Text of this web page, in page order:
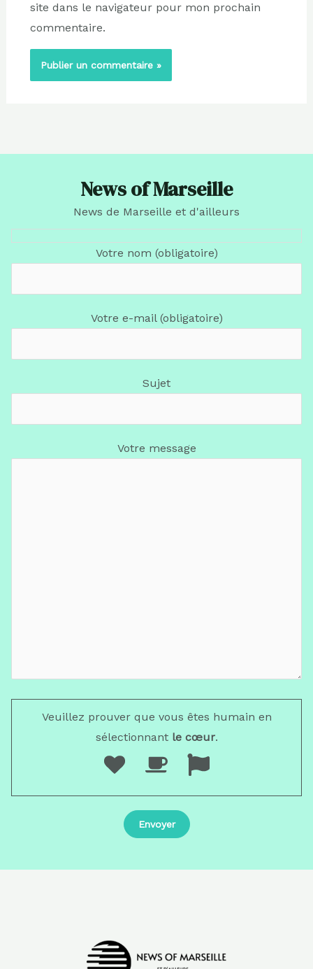
site dans le navigateur pour mon prochain
commentaire.
News of Marseille
News de Marseille et d'ailleurs
Votre nom (obligatoire)
Votre e-mail (obligatoire)
Sujet
Votre message
Veuillez prouver que vous êtes humain en
sélectionnantle cœur.